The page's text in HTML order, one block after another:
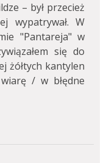
– był przecież
wypatrywał. W
"Pantareja" w
się do
żółtych kantylen
/ w błędne